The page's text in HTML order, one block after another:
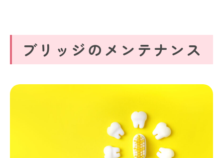
ブリッジのメンテナンス